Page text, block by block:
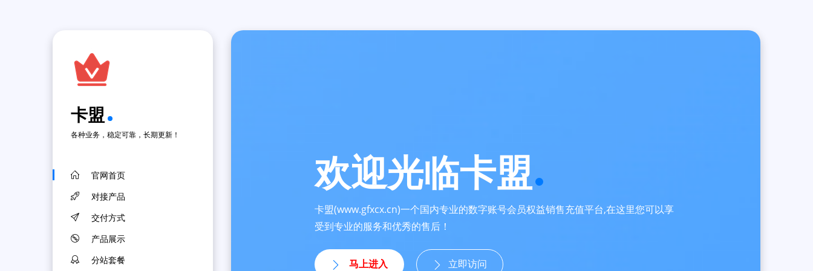
卡盟
各种业务，稳定可靠，长期更新！
官网首页
对接产品
交付方式
产品展示
分站套餐
欢迎光临卡盟
卡盟(www.gfxcx.cn)一个国内专业的数字账号会员权益销售充值平台,在这里您可以享
受到专业的服务和优秀的售后！
马上进入 立即访问